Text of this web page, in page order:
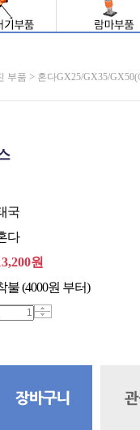
부품 > 혼다GX25/GX35/
국
다
원
불 (4000원 부터)